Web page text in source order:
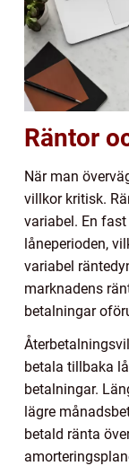
Räntor
När man
villkor kritisk.
variabel. En
låneperioden,
variabel
marknadens
betalningar
betala tillbaka
betalningar.
lägre
betald ränta